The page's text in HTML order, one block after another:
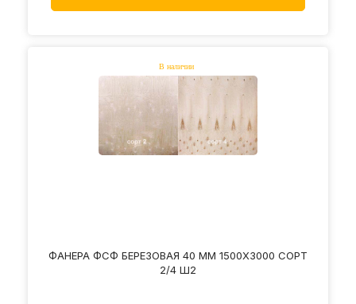
ФАНЕРА ФСФ БЕРЕЗОВАЯ 40 ММ 1500Х3000 СОРТ
2/4 Ш2